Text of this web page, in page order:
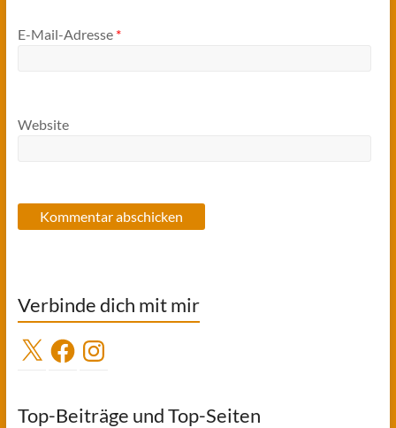
E-Mail-Adresse *
Website
Verbinde dich mit mir
X FacebookInstagram
Top-Beiträge und Top-Seiten